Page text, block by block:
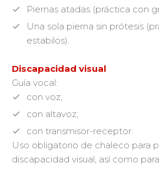
Piernas atadas (práctica con
Una sola pierna sin prótesis
estabilos).
Discapacidad visual
Guía vocal:
con voz;
con altavoz;
con transmisor-receptor.
Uso obligatorio de chaleco para
discapacidad visual, así como